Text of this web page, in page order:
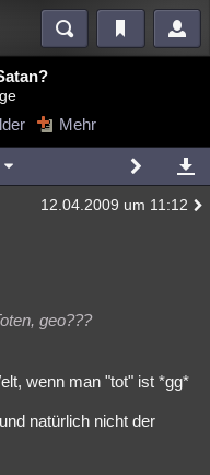
Videos
Mystery Kriminalfälle
Mehr
12.04.2009 um 11:12
geo???
wenn man "tot" ist *gg*
natürlich nicht der